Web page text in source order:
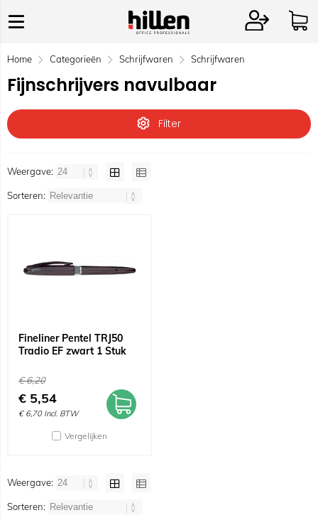
Home Categorieën Schrijfwaren Schrijfwaren
Fijnschrijvers navulbaar
Filter
Weergave:
Sorteren:
Fineliner Pentel TRJ50
Tradio EF zwart 1 Stuk
€6,20
€ 5,54
€ 6,70 Incl. BTW
Vergelijken
Weergave:
Sorteren: